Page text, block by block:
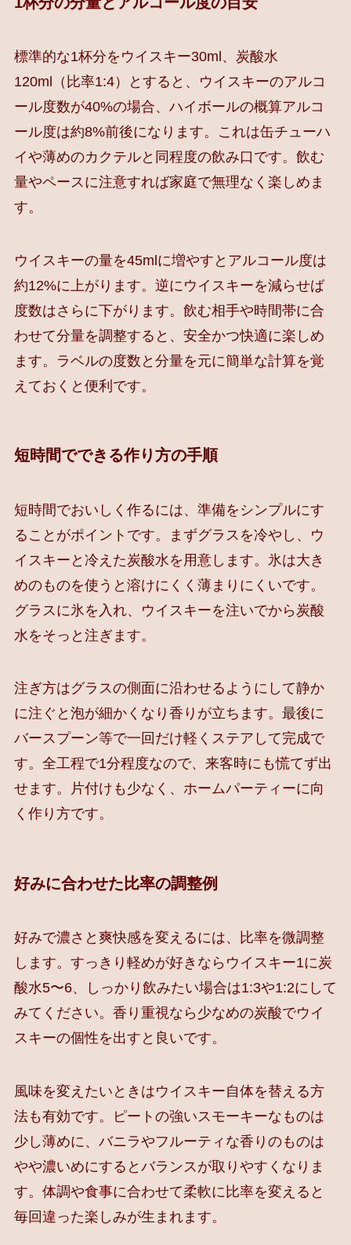
標準的な1杯分をウイスキー30ml、炭酸水
120ml（比率1:4）とすると、ウイスキーのアルコ
ール度数が40%の場合、ハイボールの概算アルコ
ール度は約8%前後になります。これは缶チューハ
イや薄めのカクテルと同程度の飲み口です。飲む
量やペースに注意すれば家庭で無理なく楽しめま
す。
ウイスキーの量を45mlに増やすとアルコール度は
約12%に上がります。逆にウイスキーを減らせば
度数はさらに下がります。飲む相手や時間帯に合
わせて分量を調整すると、安全かつ快適に楽しめ
ます。ラベルの度数と分量を元に簡単な計算を覚
えておくと便利です。
短時間でできる作り方の手順
短時間でおいしく作るには、準備をシンプルにす
ることがポイントです。まずグラスを冷やし、ウ
イスキーと冷えた炭酸水を用意します。氷は大き
めのものを使うと溶けにくく薄まりにくいです。
グラスに氷を入れ、ウイスキーを注いでから炭酸
水をそっと注ぎます。
注ぎ方はグラスの側面に沿わせるようにして静か
に注ぐと泡が細かくなり香りが立ちます。最後に
バースプーン等で一回だけ軽くステアして完成で
す。全工程で1分程度なので、来客時にも慌てず出
せます。片付けも少なく、ホームパーティーに向
く作り方です。
好みに合わせた比率の調整例
好みで濃さと爽快感を変えるには、比率を微調整
します。すっきり軽めが好きならウイスキー1に炭
酸水5〜6、しっかり飲みたい場合は1:3や1:2にして
みてください。香り重視なら少なめの炭酸でウイ
スキーの個性を出すと良いです。
風味を変えたいときはウイスキー自体を替える方
法も有効です。ピートの強いスモーキーなものは
少し薄めに、バニラやフルーティな香りのものは
やや濃いめにするとバランスが取りやすくなりま
す。体調や食事に合わせて柔軟に比率を変えると
毎回違った楽しみが生まれます。